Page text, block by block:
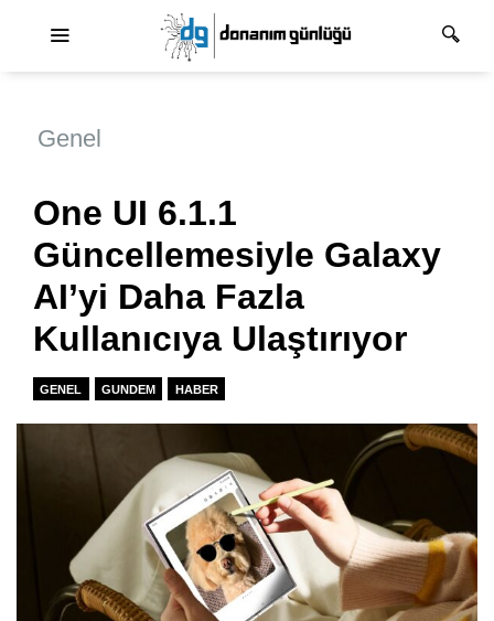
Genel
One UI 6.1.1
Güncellemesiyle Galaxy
AI’yi Daha Fazla
Kullanıcıya Ulaştırıyor
GENEL GUNDEM HABER